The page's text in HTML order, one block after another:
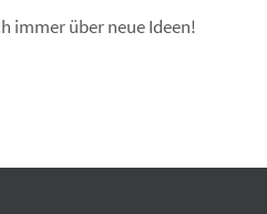
immer über neue Ideen!